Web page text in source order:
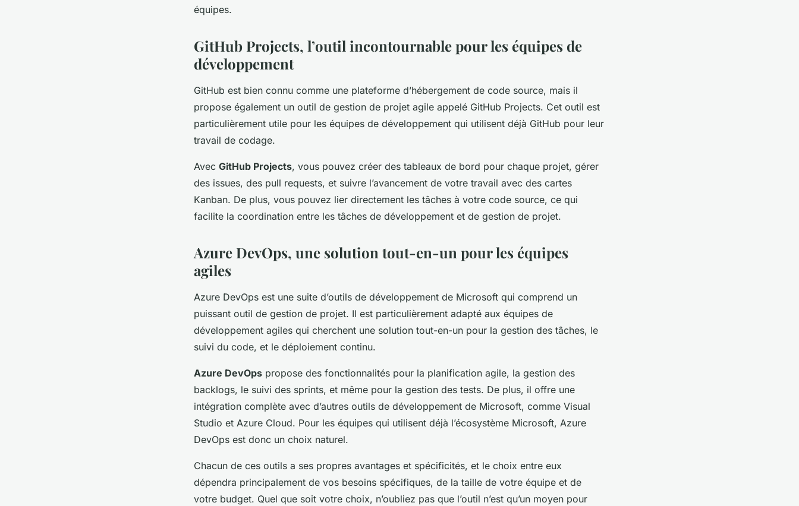
équipes.
GitHub Projects, l’outil incontournable pour les équipes de
développement
GitHub est bien connu comme une plateforme d’hébergement de code source, mais il
propose également un outil de gestion de projet agile appelé GitHub Projects. Cet outil est
particulièrement utile pour les équipes de développement qui utilisent déjà GitHub pour leur
travail de codage.
Avec GitHub Projects, vous pouvez créer des tableaux de bord pour chaque projet, gérer
des issues, des pull requests, et suivre l’avancement de votre travail avec des cartes
Kanban. De plus, vous pouvez lier directement les tâches à votre code source, ce qui
facilite la coordination entre les tâches de développement et de gestion de projet.
Azure DevOps, une solution tout-en-un pour les équipes
agiles
Azure DevOps est une suite d’outils de développement de Microsoft qui comprend un
puissant outil de gestion de projet. Il est particulièrement adapté aux équipes de
développement agiles qui cherchent une solution tout-en-un pour la gestion des tâches, le
suivi du code, et le déploiement continu.
Azure DevOps propose des fonctionnalités pour la planification agile, la gestion des
backlogs, le suivi des sprints, et même pour la gestion des tests. De plus, il offre une
intégration complète avec d’autres outils de développement de Microsoft, comme Visual
Studio et Azure Cloud. Pour les équipes qui utilisent déjà l’écosystème Microsoft, Azure
DevOps est donc un choix naturel.
Chacun de ces outils a ses propres avantages et spécificités, et le choix entre eux
dépendra principalement de vos besoins spécifiques, de la taille de votre équipe et de
votre budget. Quel que soit votre choix, n’oubliez pas que l’outil n’est qu’un moyen pour